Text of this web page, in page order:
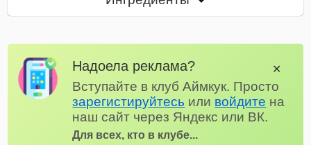
Надоела реклама?
Вступайте в клуб Аймкук. Просто
зарегистируйтесь или войдите на
наш сайт через Яндекс или ВК.
Для всех, кто в клубе...
✕